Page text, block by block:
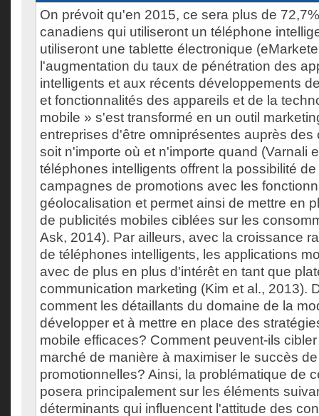
On prévoit qu'en 2015, ce sera plus de
canadiens qui utiliseront un téléphone
utiliseront une tablette électronique
l'augmentation du taux de pénétration des
intelligents et aux récents développements
et fonctionnalités des appareils et de la
mobile » s'est transformé en un outil
entreprises d'être omniprésentes auprès des
soit n'importe où et n'importe quand (Varnali
téléphones intelligents offrent la possibilité
campagnes de promotions avec les
géolocalisation et permet ainsi de mettre en
de publicités mobiles ciblées sur les
Ask, 2014). Par ailleurs, avec la croissance
de téléphones intelligents, les applications
avec de plus en plus d'intérêt en tant que
communication marketing (Kim et al., 2013).
comment les détaillants du domaine de la
développer et à mettre en place des
mobile efficaces? Comment peuvent-ils
marché de manière à maximiser le succès
promotionnelles? Ainsi, la problématique de
posera principalement sur les éléments
déterminants qui influencent l'attitude des